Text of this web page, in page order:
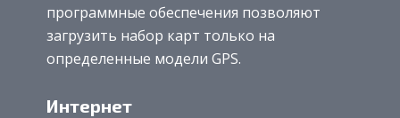
программные обеспечения позволяют
загрузить набор карт только на
определенные модели GPS.
Интернет